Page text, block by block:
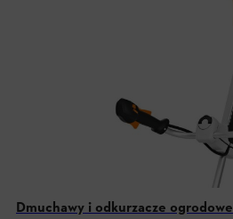
Dmuchawy i odkurzacze ogrodowe